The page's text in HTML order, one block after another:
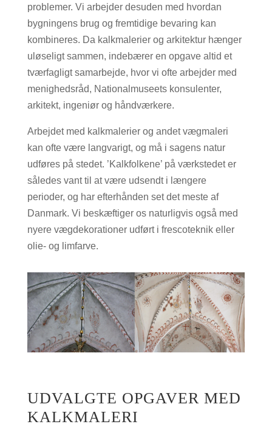
problemer. Vi arbejder desuden med hvordan
bygningens brug og fremtidige bevaring kan
kombineres. Da kalkmalerier og arkitektur hænger
uløseligt sammen, indebærer en opgave altid et
tværfagligt samarbejde, hvor vi ofte arbejder med
menighedsråd, Nationalmuseets konsulenter,
arkitekt, ingeniør og håndværkere.
Arbejdet med kalkmalerier og andet vægmaleri
kan ofte være langvarigt, og må i sagens natur
udføres på stedet. ’Kalkfolkene’ på værkstedet er
således vant til at være udsendt i længere
perioder, og har efterhånden set det meste af
Danmark. Vi beskæftiger os naturligvis også med
nyere vægdekorationer udført i frescoteknik eller
olie- og limfarve.
UDVALGTE OPGAVER MED
KALKMALERI